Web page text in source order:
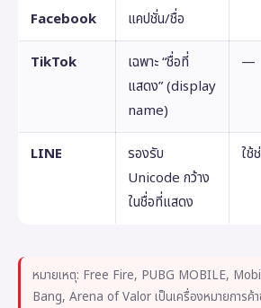
Facebook
แคปชั่น/ชื่อ
TikTok
เฉพาะ “ชื่อที่
แสดง” (display
name)
—
LINE
รองรับ
Unicode กว้าง
ในชื่อที่แสดง
ใช้
หมายเหตุ: Free Fire, PUBG MOBILE,
Bang, Arena of Valor เป็นเครื่องหมายการค้า